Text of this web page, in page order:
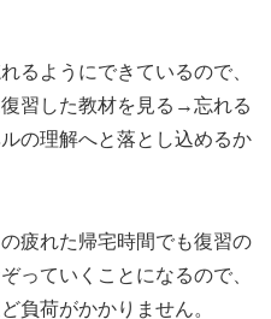
るようにできているので、
習した教材を見る→忘れる
の理解へと落とし込めるか
疲れた帰宅時間でも復習の
っていくことになるので、
負荷がかかりません。